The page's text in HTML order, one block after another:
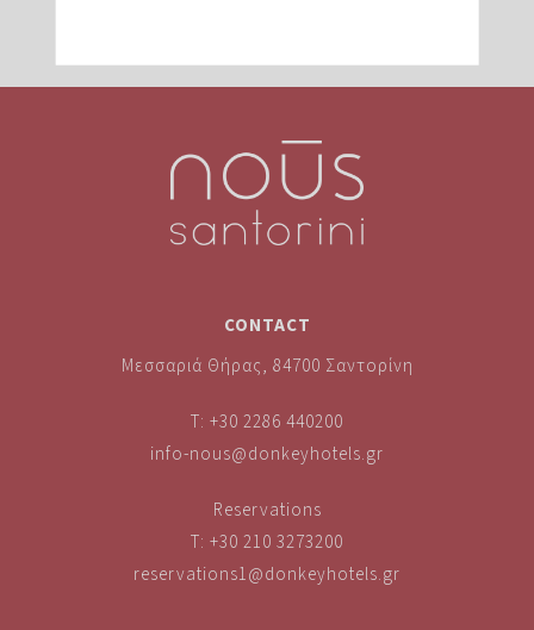
CONTACT
Μεσσαριά Θήρας, 84700 Σαντορίνη
T: +30 2286 440200
info-nous@donkeyhotels.gr
Reservations
T: +30 210 3273200
reservations1@donkeyhotels.gr